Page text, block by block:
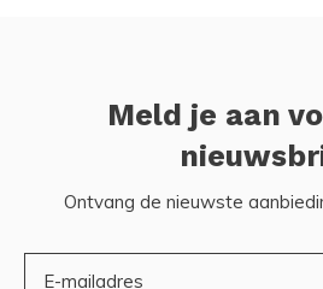
Meld je aan
Ontvang de nieuwste